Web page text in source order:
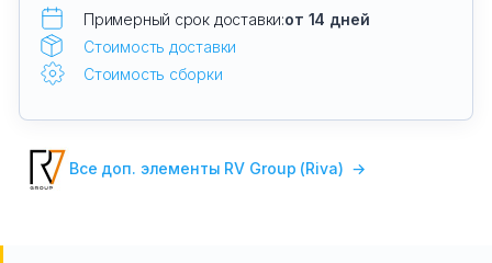
Примерный срок доставки:от 14 дней
Стоимость доставки
Стоимость сборки
Все доп. элементы RV Group (Riva) →